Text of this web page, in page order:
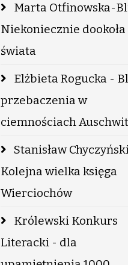
Marta Otfinowska-
Niekoniecznie dookoła
świata
Elżbieta Rogucka -
przebaczenia w
ciemnościach
Stanisław
Kolejna wielka księga
Wierciochów
Królewski Konkurs
Literacki - dla